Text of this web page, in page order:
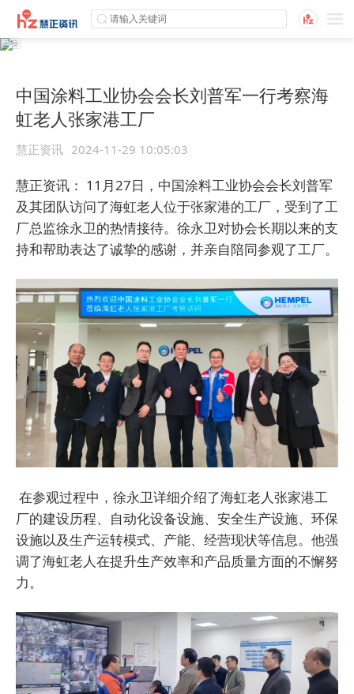
中国涂料工业协会会长刘普军一行考察海
虹老人张家港工厂
慧正资讯 2024-11-29 10:05:03
慧正资讯： 11月27日，中国涂料工业协会会长刘普军
及其团队访问了海虹老人位于张家港的工厂，受到了工
厂总监徐永卫的热情接待。徐永卫对协会长期以来的支
持和帮助表达了诚挚的感谢，并亲自陪同参观了工厂。
在参观过程中，徐永卫详细介绍了海虹老人张家港工
厂的建设历程、自动化设备设施、安全生产设施、环保
设施以及生产运转模式、产能、经营现状等信息。他强
调了海虹老人在提升生产效率和产品质量方面的不懈努
力。